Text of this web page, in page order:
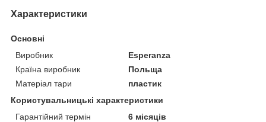
Характеристики
Основні
Виробник
Esperanza
Країна виробник
Польща
Матеріал тари
пластик
Користувальницькі характеристики
Гарантійний термін
6 місяців